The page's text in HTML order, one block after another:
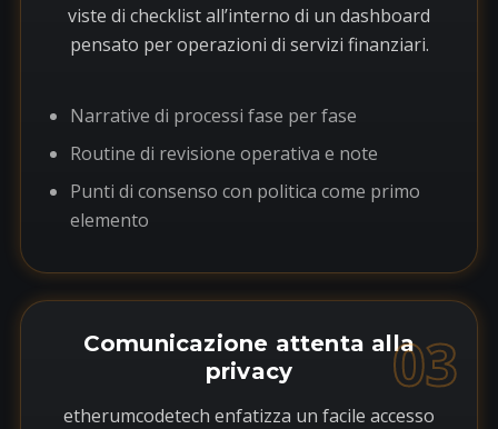
viste di checklist all’interno di un dashboard
pensato per operazioni di servizi finanziari.
Narrative di processi fase per fase
Routine di revisione operativa e note
Punti di consenso con politica come primo
elemento
03
Comunicazione attenta alla
privacy
etherumcodetech enfatizza un facile accesso